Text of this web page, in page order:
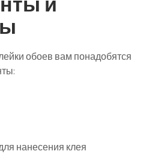
обоев вам понадобятся
нанесения клея